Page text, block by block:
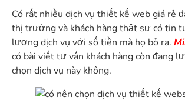
Có rất nhiều dịch vụ thiết kế web giá rẻ
thị trường và khách hàng thật sự có tin
lượng dịch vụ với số tiền mà họ bỏ ra.
có bài viết tư vấn khách hàng còn đang
chọn dịch vụ này không.